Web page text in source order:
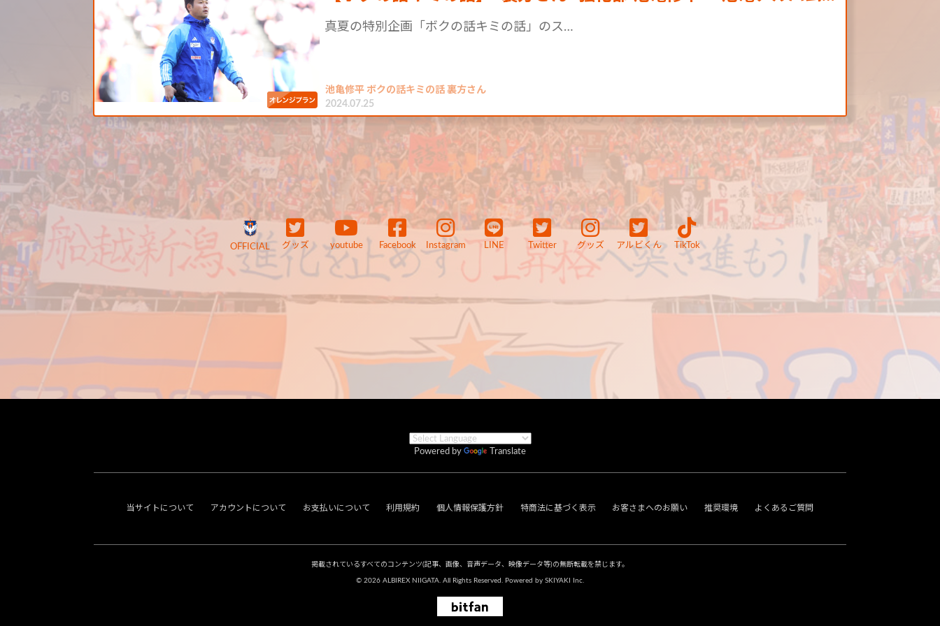
真夏の特別企画「ボクの話キミの話」のス…
池亀修平 ボクの話キミの話 裏方さん
2024.07.25
OFFICIAL グッズ youtube Facebook Instagram LINE Twitter グッズ アルビくん TikTok
Powered by Translate
当サイトについて アカウントについて お支払いについて 利用規約 個人情報保護方針 特商法に基づく表示 お客さまへのお願い 推奨環境 よくあるご質問
掲載されているすべてのコンテンツ(記事、画像、音声データ、映像データ等)の無断転載を禁じます。
© 2026 ALBIREX NIIGATA. All Rights Reserved. Powered by SKIYAKI Inc.